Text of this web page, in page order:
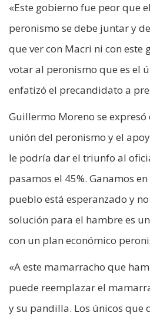
«Este gobierno fue peor que
peronismo se debe juntar y
que ver con Macri ni con este
votar al peronismo que es el
enfatizó el precandidato a
Guillermo Moreno se expresó
unión del peronismo y el
le podría dar el triunfo al
pasamos el 45%. Ganamos
pueblo está esperanzado y
solución para el hambre es
con un plan económico
«A este mamarracho que
puede reemplazar el
y su pandilla. Los únicos que